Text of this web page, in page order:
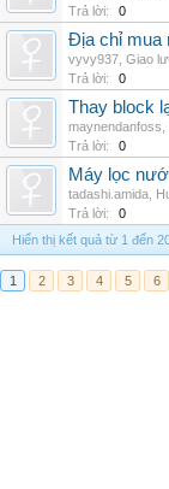
Trả lời:
0
Địa chỉ mua
vyvy937 Giao
Trả lời:
0
Thay block
maynendanfoss
Trả lời:
0
Máy lọc
tadashi.amida
Trả lời:
0
Hiển thị kết quả từ 1 đến
1 2 3 4 5 6